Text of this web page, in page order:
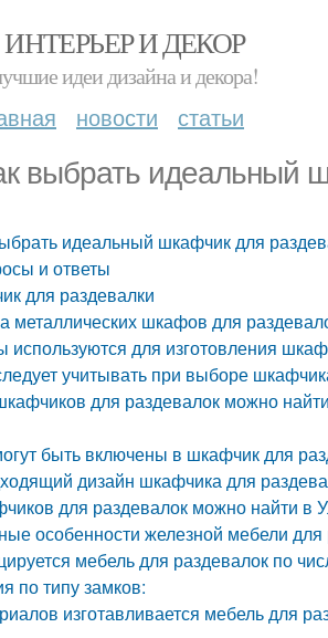
ИНТЕРЬЕР И ДЕКОР
идеи дизайна и декора!
новости статьи
выбрать идеальный
идеальный шкафчик для
и ответы
для раздевалки
металлических шкафов для
используются для изготовления
учитывать при выборе
для раздевалок можно
быть включены в шкафчик для
дизайн шкафчика для
для раздевалок можно найти в
особенности железной мебели для
мебель для раздевалок по
по типу замков:
изготавливается мебель для